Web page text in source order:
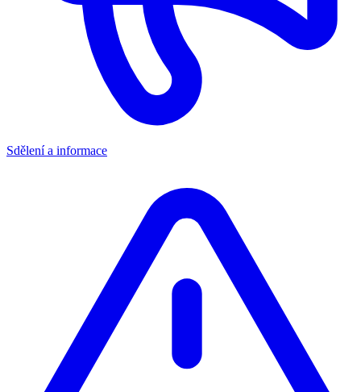
Sdělení a informace